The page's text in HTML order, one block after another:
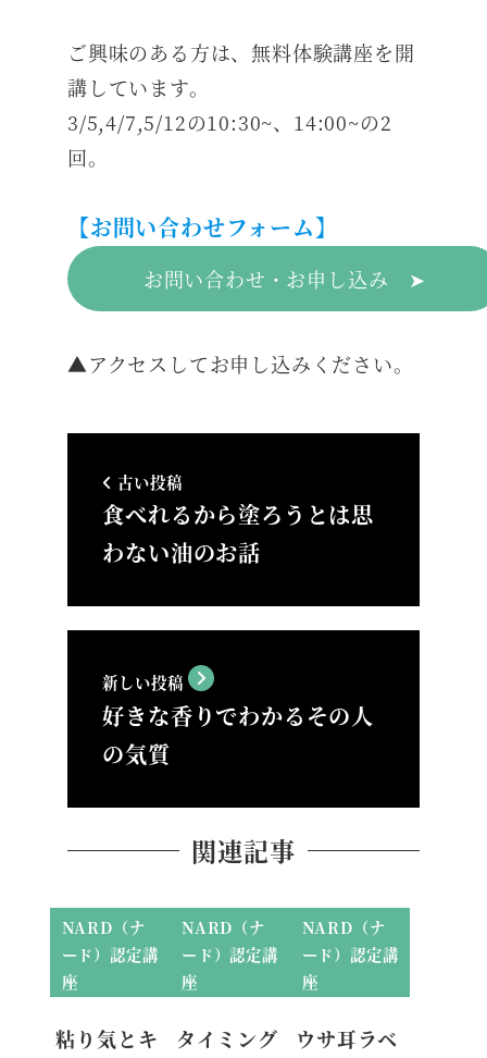
ご興味のある方は、無料体験講座を開
講しています。
3/5,4/7,5/12の10:30~、14:00~の2
回。
【お問い合わせフォーム】
お問い合わせ・お申し込み ➤
▲アクセスしてお申し込みください。
古い投稿
食べれるから塗ろうとは思
わない油のお話
新しい投稿
好きな香りでわかるその人
の気質
関連記事
NARD（ナ
ード）認定講
座
粘り気とキ
NARD（ナ
ード）認定講
座
タイミング
NARD（ナ
ード）認定講
座
ウサ耳ラベ